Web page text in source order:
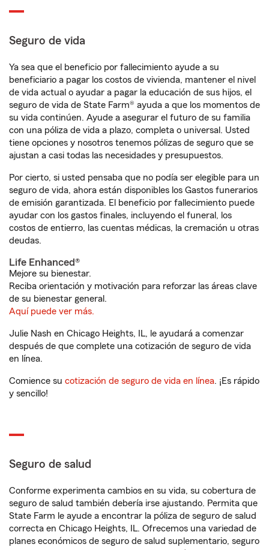
Seguro de vida
Ya sea que el beneficio por fallecimiento ayude a su
beneficiario a pagar los costos de vivienda, mantener el nivel
de vida actual o ayudar a pagar la educación de sus hijos, el
seguro de vida de State Farm® ayuda a que los momentos de
su vida continúen. Ayude a asegurar el futuro de su familia
con una póliza de vida a plazo, completa o universal. Usted
tiene opciones y nosotros tenemos pólizas de seguro que se
ajustan a casi todas las necesidades y presupuestos.
Por cierto, si usted pensaba que no podía ser elegible para un
seguro de vida, ahora están disponibles los Gastos funerarios
de emisión garantizada. El beneficio por fallecimiento puede
ayudar con los gastos finales, incluyendo el funeral, los
costos de entierro, las cuentas médicas, la cremación u otras
deudas.
Life Enhanced®
Mejore su bienestar.
Reciba orientación y motivación para reforzar las áreas clave
de su bienestar general.
Aquí puede ver más.
Julie Nash en Chicago Heights, IL, le ayudará a comenzar
después de que complete una cotización de seguro de vida
en línea.
Comience su cotización de seguro de vida en línea. ¡Es rápido
y sencillo!
Seguro de salud
Conforme experimenta cambios en su vida, su cobertura de
seguro de salud también debería irse ajustando. Permita que
State Farm le ayude a encontrar la póliza de seguro de salud
correcta en Chicago Heights, IL. Ofrecemos una variedad de
planes económicos de seguro de salud suplementario, seguro